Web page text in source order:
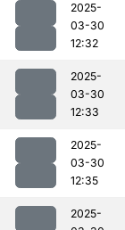
2025-
03-30
12:32
2025-
03-30
12:33
2025-
03-30
12:35
2025-